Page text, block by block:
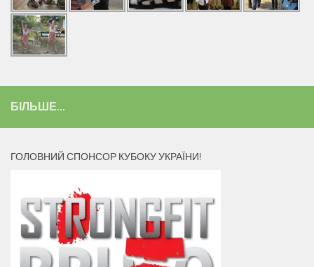
БІЛЬШЕ...
ГОЛОВНИЙ СПОНСОР КУБОКУ УКРАЇНИ!